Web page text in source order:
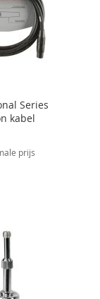
Series
kabel
prijs